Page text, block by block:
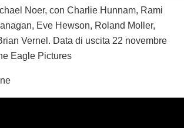
Noer, con Charlie Hunnam, Rami
Eve Hewson, Roland Moller,
Vernel. Data di uscita 22 novembre
Eagle Pictures